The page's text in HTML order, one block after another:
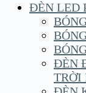
ĐÈN LED
ĐÈN
TRỜI